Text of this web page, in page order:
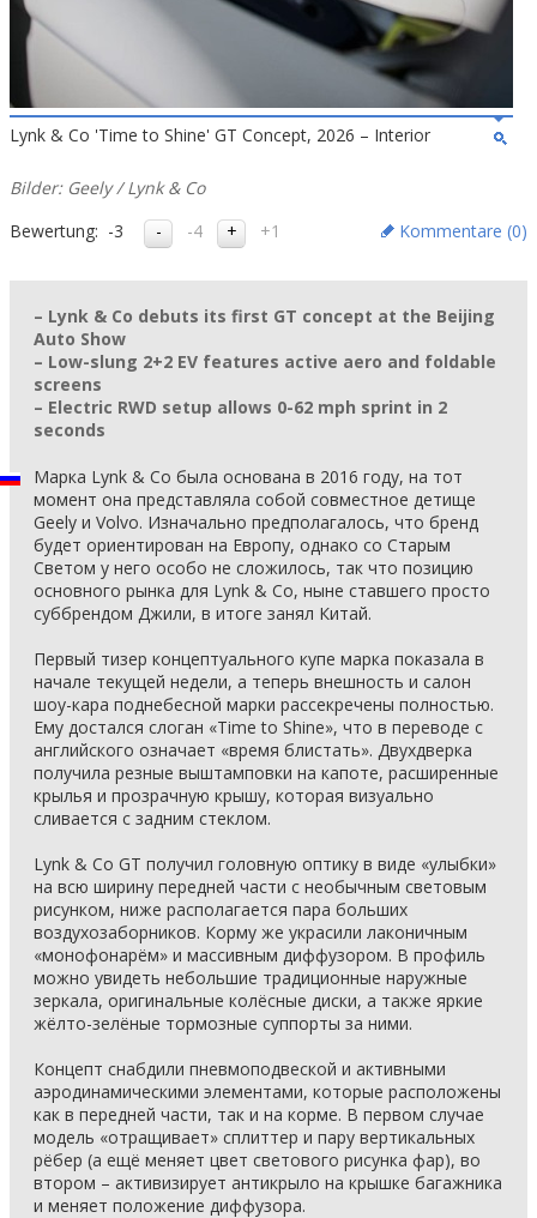
Lynk & Co 'Time to Shine' GT Concept, 2026 – Interior
Bilder: Geely / Lynk & Co
Bewertung: -3 -4 +1 Kommentare (0)
– Lynk & Co debuts its first GT concept at the Beijing
Auto Show
– Low-slung 2+2 EV features active aero and foldable
screens
– Electric RWD setup allows 0-62 mph sprint in 2
seconds
Марка Lynk & Co была основана в 2016 году, на тот
момент она представляла собой совместное детище
Geely и Volvo. Изначально предполагалось, что бренд
будет ориентирован на Европу, однако со Старым
Светом у него особо не сложилось, так что позицию
основного рынка для Lynk & Co, ныне ставшего просто
суббрендом Джили, в итоге занял Китай.
Первый тизер концептуального купе марка показала в
начале текущей недели, а теперь внешность и салон
шоу-кара поднебесной марки рассекречены полностью.
Ему достался слоган «Time to Shine», что в переводе с
английского означает «время блистать». Двухдверка
получила резные выштамповки на капоте, расширенные
крылья и прозрачную крышу, которая визуально
сливается с задним стеклом.
Lynk & Co GT получил головную оптику в виде «улыбки»
на всю ширину передней части с необычным световым
рисунком, ниже располагается пара больших
воздухозаборников. Корму же украсили лаконичным
«монофонарём» и массивным диффузором. В профиль
можно увидеть небольшие традиционные наружные
зеркала, оригинальные колёсные диски, а также яркие
жёлто-зелёные тормозные суппорты за ними.
Концепт снабдили пневмоподвеской и активными
аэродинамическими элементами, которые расположены
как в передней части, так и на корме. В первом случае
модель «отращивает» сплиттер и пару вертикальных
рёбер (а ещё меняет цвет светового рисунка фар), во
втором – активизирует антикрыло на крышке багажника
и меняет положение диффузора.